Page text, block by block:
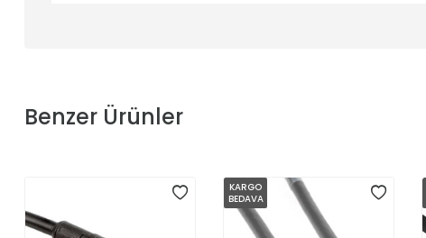
Benzer Ürünler
KARGO
BEDAVA